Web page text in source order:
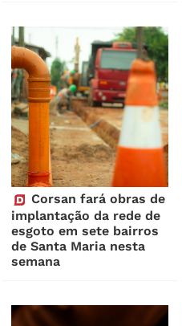
Corsan fará obras de
implantação da rede de
esgoto em sete bairros
de Santa Maria nesta
semana